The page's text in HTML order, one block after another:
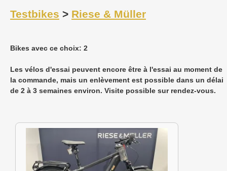
Testbikes > Riese & Müller
Bikes avec ce choix: 2
Les vélos d'essai peuvent encore être à l'essai au moment de
la commande, mais un enlèvement est possible dans un délai
de 2 à 3 semaines environ. Visite possible sur rendez-vous.